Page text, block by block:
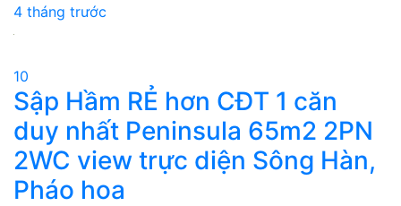
4 tháng trước
10
Sập Hầm RẺ hơn CĐT 1 căn
duy nhất Peninsula 65m2 2PN
2WC view trực diện Sông Hàn,
Pháo hoa